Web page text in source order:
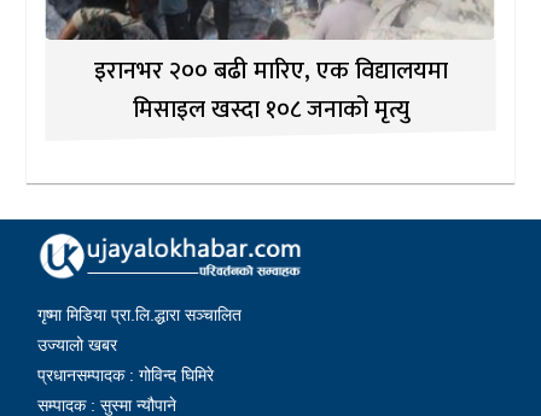
इरानभर २०० बढी मारिए, एक विद्यालयमा
मिसाइल खस्दा १०८ जनाको मृत्यु
गृष्मा मिडिया प्रा.लि.द्धारा सञ्चालित
उज्यालो खबर
प्रधानसम्पादक : गोविन्द घिमिरे
सम्पादक : सुस्मा न्यौपाने